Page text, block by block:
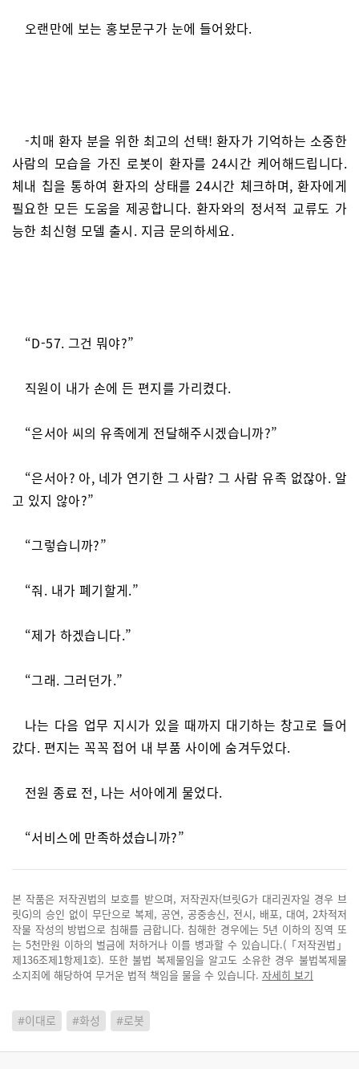
오랜만에 보는 홍보문구가 눈에 들어왔다.
-치매 환자 분을 위한 최고의 선택! 환자가 기억하는 소중한
사람의 모습을 가진 로봇이 환자를 24시간 케어해드립니다.
체내 칩을 통하여 환자의 상태를 24시간 체크하며, 환자에게
필요한 모든 도움을 제공합니다. 환자와의 정서적 교류도 가
능한 최신형 모델 출시. 지금 문의하세요.
“D-57. 그건 뭐야?”
직원이 내가 손에 든 편지를 가리켰다.
“은서아 씨의 유족에게 전달해주시겠습니까?”
“은서아? 아, 네가 연기한 그 사람? 그 사람 유족 없잖아. 알
고 있지 않아?”
“그렇습니까?”
“줘. 내가 폐기할게.”
“제가 하겠습니다.”
“그래. 그러던가.”
나는 다음 업무 지시가 있을 때까지 대기하는 창고로 들어
갔다. 편지는 꼭꼭 접어 내 부품 사이에 숨겨두었다.
전원 종료 전, 나는 서아에게 물었다.
“서비스에 만족하셨습니까?”
본 작품은 저작권법의 보호를 받으며, 저작권자(브릿G가 대리권자일 경우 브
릿G)의 승인 없이 무단으로 복제, 공연, 공중송신, 전시, 배포, 대여, 2차적저
작물 작성의 방법으로 침해를 금합니다. 침해한 경우에는 5년 이하의 징역 또
는 5천만원 이하의 벌금에 처하거나 이를 병과할 수 있습니다.(「저작권법」
제136조제1항제1호). 또한 불법 복제물임을 알고도 소유한 경우 불법복제물
소지죄에 해당하여 무거운 법적 책임을 물을 수 있습니다. 자세히 보기
#이대로 #화성 #로봇